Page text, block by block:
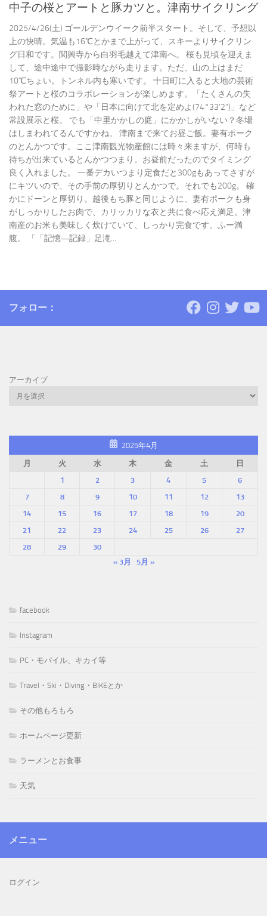
中子の桜とアートと豚カツと。津南サイクリング
2025/4/26(土) ゴールデンウイーク前半スタート。そして、予想以
上の快晴。気温も16℃とかまで上がって、スキーよりサイクリン
グ日和です。関興寺から白羽毛越えて津南へ。 桜も見頃を迎えま
して、途中途中で撮影時ながら走ります。ただ、山の上はまだ
10℃ちょい。トンネル内も寒いです。 十日町に入ると大地の芸術
祭アートと桜のコラボレーションが楽しめます。「たくさんの失
われた窓のために」や「日本に向けて北を定めよ(74°33’2”)」など
常設展示と桜。 でも「中里かかしの庭」にかかしがいない？冬場
はしまわれてるんですかね。 津南まで来てお昼ご飯。妻有ポーク
のとんかつです。ここ津南観光物産館には時々来ますが、何時も
待ちが出来ているとんかつつまり。お昼前だったのでタイミング
良く入れました。 一番デカいつまり定食だと300gもあってさすが
にキツいので、その手前の厚切りとんかつで。それでも200g。 確
かにドーンと厚切り。越後もち豚と同じように、妻有ポークも身
がしっかりしたお肉で、カリッカリな衣と共に食べ応え満足。津
南産のお米も美味しく炊けていて、しっかり完食です。ふー満
腹。 「「記憶―記録」足滝...
フォロー：
アーカイブ
2025年4月
月
火 水 木 金 土
日
1
2 3 4 5
6
7
8 9 10 11 12
13
14
15 16 17 18 19
20
21
22 23 24 25 26
27
28
29
30
« 3月
5月 »
facebook
Instagram
PC・モバイル、キカイ等
Travel・Ski・Diving・BIKEとか
その他もろもろ
ホームページ更新
ラーメンとお食事
天気
メニュー
ログイン